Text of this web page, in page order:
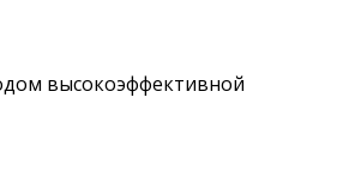
высокоэффективной